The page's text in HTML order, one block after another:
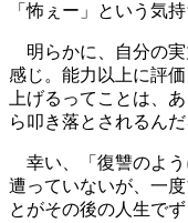
「怖ぇー」という気持
明らかに、自分の実
感じ。能力以上に評
上げるってことは、
ら叩き落とされるん
幸い、「復讐のよう
遭っていないが、一
とがその後の人生で